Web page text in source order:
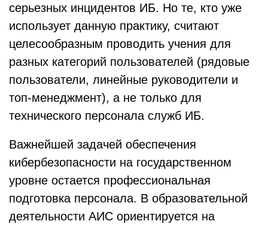
серьезных инцидентов ИБ. Но те, кто уже
использует данную практику, считают
целесообразным проводить учения для
разных категорий пользователей (рядовые
пользователи, линейные руководители и
топ-менеджмент), а не только для
технического персонала служб ИБ.
Важнейшей задачей обеспечения
кибербезопасности на государственном
уровне остается профессиональная
подготовка персонала. В образовательной
деятельности АИС ориентируется на